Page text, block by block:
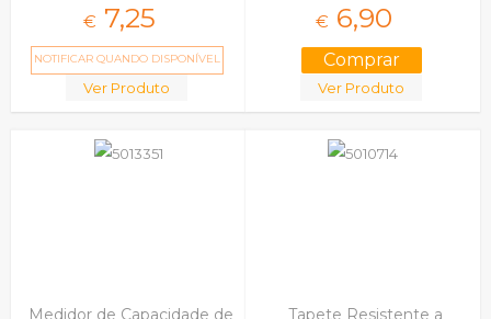
€ 7,25
NOTIFICAR QUANDO DISPONÍVEL
Ver Produto
€ 6,90
Ver Produto
Medidor de Capacidade de
Tapete Resistente a